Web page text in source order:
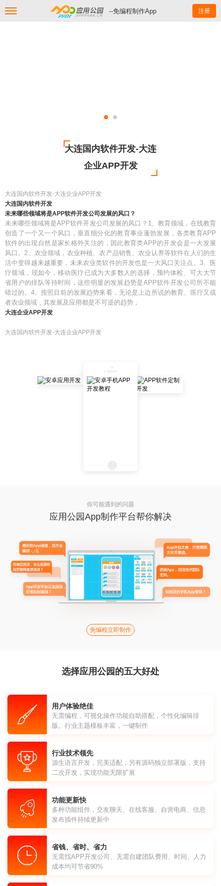
--免编程制作App 注册
大连国内软件开发-大连
企业APP开发
大连国内软件开发-大连企业APP开发
大连国内软件开发
未来哪些领域将是APP软件开发公司发展的风口？
未来哪些领域将是APP软件开发公司发展的风口？1、教育领域，在线教育
创造了一个又一个风口，垂直细分化的教育事业蓬勃发展，各类教育APP
软件的出现自然是家长格外关注的，因此教育类APP的开发会是一大发展
风口。2、农业领域，农业种植、农产品销售、农业认养等软件在人们的生
活中变得越来越重要，未来农业类软件的开发也是一大风口关注点。3、医
疗领域，现如今，移动医疗已成为大多数人的选择，预约体检、可大大节
省用户的排队等待时间，这些明显的发展趋势是APP软件开发公司所不能
错过的。4、按照目前的发展趋势来看，无论是上边所说的教育、医疗又或
者农业领域，其发展及应用都是不可逆的趋势，
大连企业APP开发
大连国内软件开发-大连企业APP开发
你可能遇到的问题
应用公园App制作平台帮你解决
免编程立即制作
选择应用公园的五大好处
用户体验绝佳
无需编程，可视化操作功能自助搭配，个性化编辑排
版。行业主题模板丰富，一键制作
行业技术领先
源生语言开发，完美适配，另有源码独立部署版，支持
二次开发，实现功能无限扩展
功能更新快
多种功能组件，交友聊天、在线客服、自营电商、信息
发布插件持续更新中
省钱、省时、省力
无需找APP开发公司、无需自建团队费用、时间、人力
成本均可节省90%